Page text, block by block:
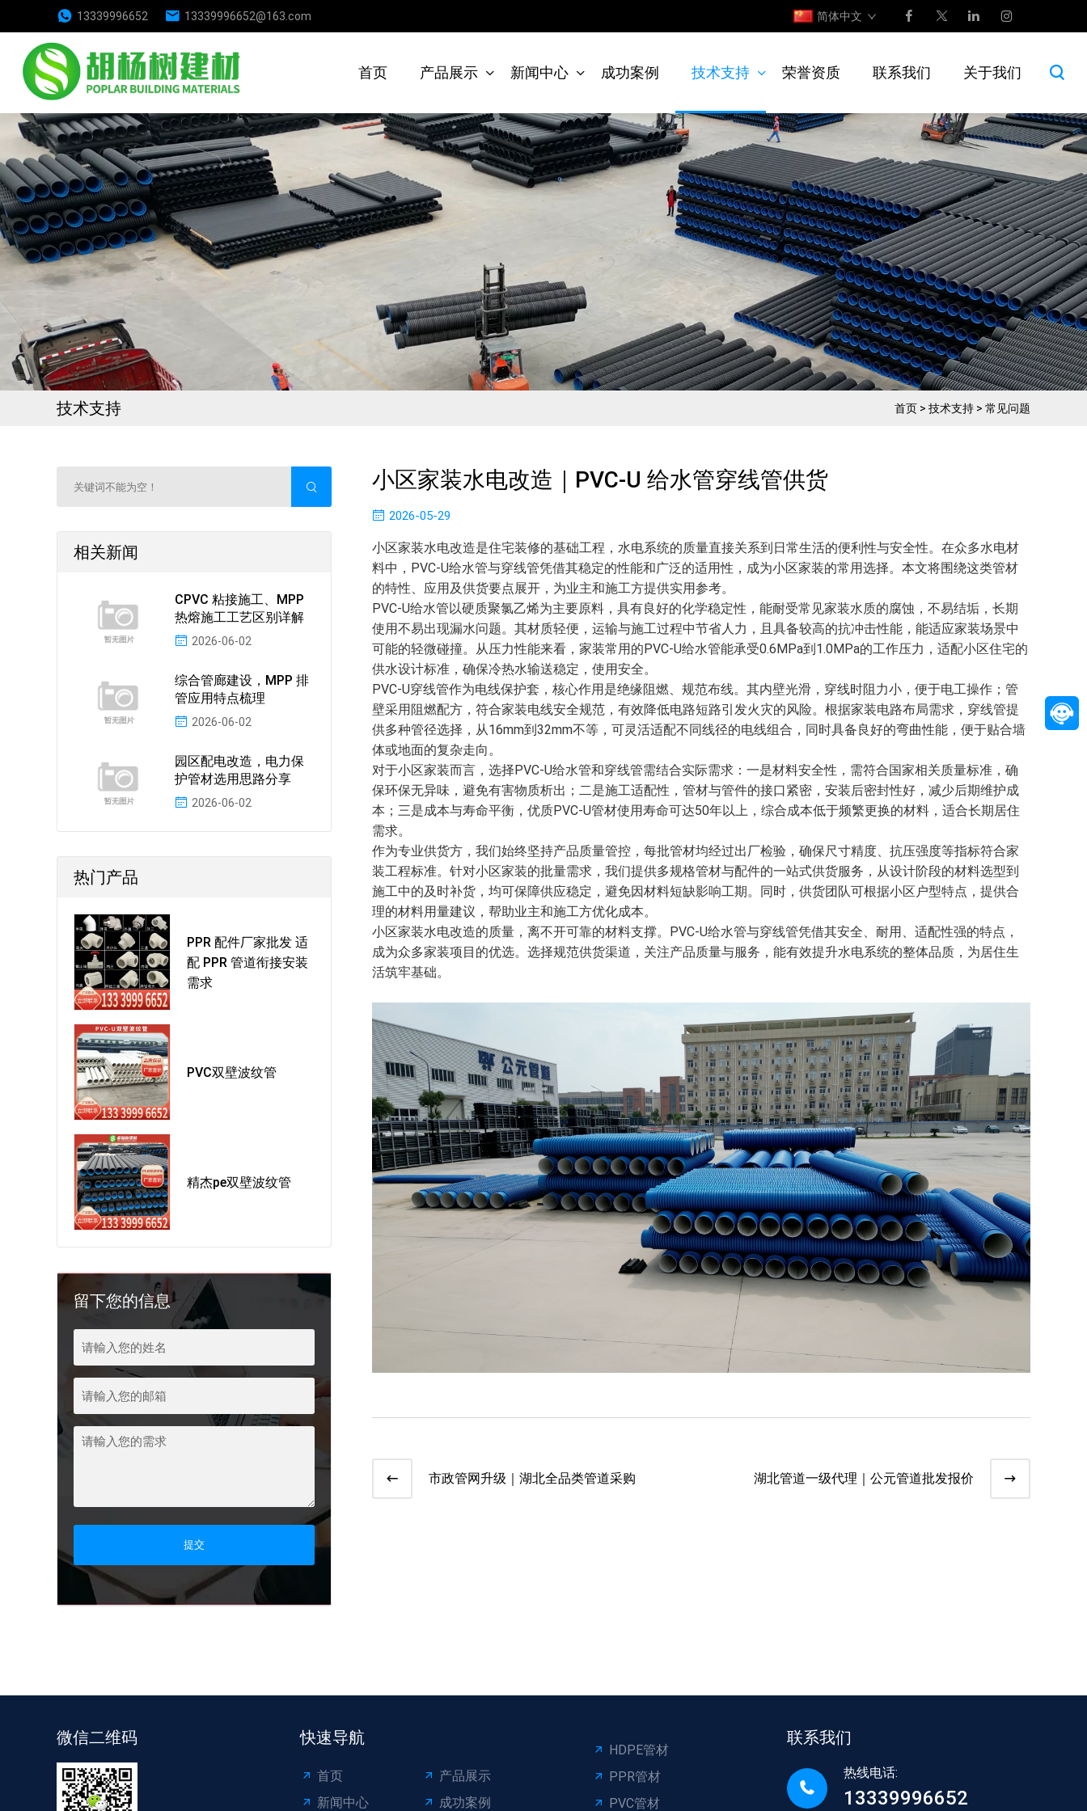
13339996652 13339996652@163.com 简体中文
首页 产品展示 新闻中心 成功案例 技术支持 荣誉资质 联系我们 关于我们
技术支持 首页 > 技术支持 > 常见问题
相关新闻
CPVC 粘接施工、MPP
热熔施工工艺区别详解
2026-06-02
综合管廊建设，MPP 排
管应用特点梳理
2026-06-02
园区配电改造，电力保
护管材选用思路分享
2026-06-02
热门产品
PPR 配件厂家批发 适
配 PPR 管道衔接安装
需求
PVC双壁波纹管
精杰pe双壁波纹管
留下您的信息
提交
小区家装水电改造｜PVC-U 给水管穿线管供货
2026-05-29
小区家装水电改造是住宅装修的基础工程，水电系统的质量直接关系到日常生活的便利性与安全性。在众多水电材
料中，PVC-U给水管与穿线管凭借其稳定的性能和广泛的适用性，成为小区家装的常用选择。本文将围绕这类管材
的特性、应用及供货要点展开，为业主和施工方提供实用参考。
PVC-U给水管以硬质聚氯乙烯为主要原料，具有良好的化学稳定性，能耐受常见家装水质的腐蚀，不易结垢，长期
使用不易出现漏水问题。其材质轻便，运输与施工过程中节省人力，且具备较高的抗冲击性能，能适应家装场景中
可能的轻微碰撞。从压力性能来看，家装常用的PVC-U给水管能承受0.6MPa到1.0MPa的工作压力，适配小区住宅的
供水设计标准，确保冷热水输送稳定，使用安全。
PVC-U穿线管作为电线保护套，核心作用是绝缘阻燃、规范布线。其内壁光滑，穿线时阻力小，便于电工操作；管
壁采用阻燃配方，符合家装电线安全规范，有效降低电路短路引发火灾的风险。根据家装电路布局需求，穿线管提
供多种管径选择，从16mm到32mm不等，可灵活适配不同线径的电线组合，同时具备良好的弯曲性能，便于贴合墙
体或地面的复杂走向。
对于小区家装而言，选择PVC-U给水管和穿线管需结合实际需求：一是材料安全性，需符合国家相关质量标准，确
保环保无异味，避免有害物质析出；二是施工适配性，管材与管件的接口紧密，安装后密封性好，减少后期维护成
本；三是成本与寿命平衡，优质PVC-U管材使用寿命可达50年以上，综合成本低于频繁更换的材料，适合长期居住
需求。
作为专业供货方，我们始终坚持产品质量管控，每批管材均经过出厂检验，确保尺寸精度、抗压强度等指标符合家
装工程标准。针对小区家装的批量需求，我们提供多规格管材与配件的一站式供货服务，从设计阶段的材料选型到
施工中的及时补货，均可保障供应稳定，避免因材料短缺影响工期。同时，供货团队可根据小区户型特点，提供合
理的材料用量建议，帮助业主和施工方优化成本。
小区家装水电改造的质量，离不开可靠的材料支撑。PVC-U给水管与穿线管凭借其安全、耐用、适配性强的特点，
成为众多家装项目的优选。选择规范供货渠道，关注产品质量与服务，能有效提升水电系统的整体品质，为居住生
活筑牢基础。
市政管网升级｜湖北全品类管道采购 湖北管道一级代理｜公元管道批发报价
微信二维码 快速导航
首页
产品展示
新闻中心
成功案例
HDPE管材
PPR管材
PVC管材
联系我们
热线电话:
13339996652